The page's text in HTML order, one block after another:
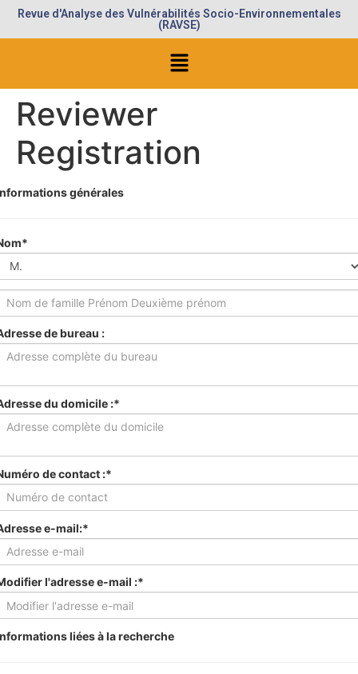
Revue d'Analyse des Vulnérabilités Socio-Environnementales
(RAVSE)
Reviewer
Registration
générales
de bureau :
du domicile :*
de contact :*
e-mail:*
l'adresse e-mail :*
liées à la recherche